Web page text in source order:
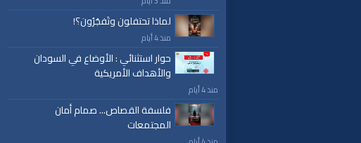
لماذا تحتفلون وتَفجُرُون؟!
منذ 4 أيام
حوار استثنائي : الأوضاع في السودان
والأهداف الأمريكية
منذ 4 أيام
فلسفة القصاص... صمام أمان
المجتمعات